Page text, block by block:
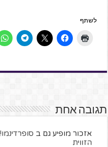
לשתף
תגובה אחת
אזכור מופיע גם ב
הזווית